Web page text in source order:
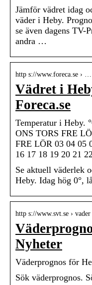
Jämför vädret idag
väder i Heby.
se även dagens TV-
andra …
http s://www.foreca.se › …
Vädret i
Foreca.se
Temperatur i Heby.
ONS TORS FRE
FRE LÖR 03 04 05
16 17 18 19 20 21
Se aktuell väderlek
Heby. Idag hög 0°,
http s://www.svt.se ›
Nyheter
Väderprognos för
Sök väderprognos.